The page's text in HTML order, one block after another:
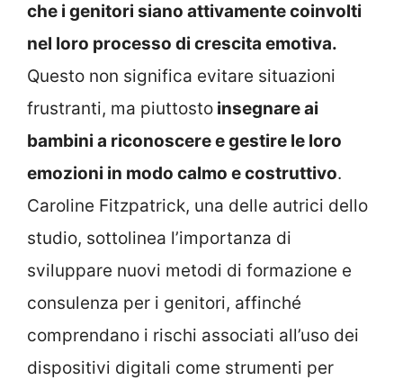
che i genitori siano attivamente coinvolti
nel loro processo di crescita emotiva.
Questo non significa evitare situazioni
frustranti, ma piuttosto insegnare ai
bambini a riconoscere e gestire le loro
emozioni in modo calmo e costruttivo.
Caroline Fitzpatrick, una delle autrici dello
studio, sottolinea l’importanza di
sviluppare nuovi metodi di formazione e
consulenza per i genitori, affinché
comprendano i rischi associati all’uso dei
dispositivi digitali come strumenti per